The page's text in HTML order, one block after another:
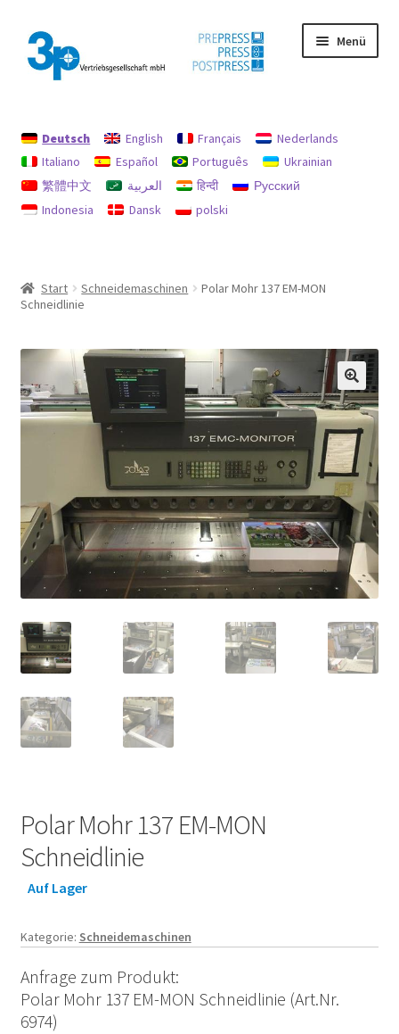
Zur
Navigation
springen
Zum
Inhalt
springen
Menü
Datenschutz
Gebrauchtmaschinen
Deutsch English Français
Nederlands
Italiano
Español Português
Ukrainian
繁體中文
العربية हिन्दी
Русский
Indonesia
Dansk polski
Start Schneidemaschinen
Polar Mohr 137 EM-MON
Schneidlinie
Polar Mohr 137 EM-MON
Schneidlinie
Auf Lager
Kategorie: Schneidemaschinen
Anfrage zum Produkt:
Polar Mohr 137 EM-MON Schneidlinie (Art.Nr.
6974)